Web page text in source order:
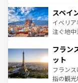
ろん、
景など
ピザや
ませて
なお、新
しい。
スペイ
イベリ
注ぐ地
文化が
れる闘
る。首
アート
フラン
ット
フラン
指の観